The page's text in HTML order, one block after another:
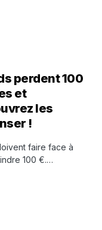
perdent 100
et
les
!
faire face à
100 €.…